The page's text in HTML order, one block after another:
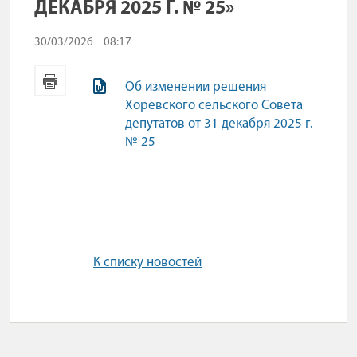
ДЕКАБРЯ 2025 Г. № 25»
30/03/2026 08:17
Об изменении решения
Хоревского сельского Совета
депутатов от 31 декабря 2025 г.
№ 25
К списку новостей